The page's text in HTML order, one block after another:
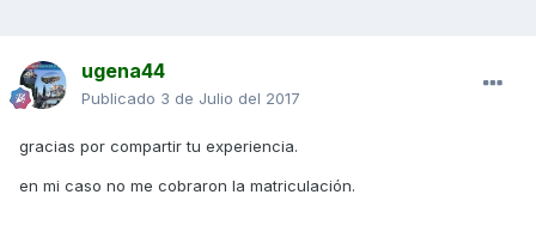
ugena44
Publicado 3 de Julio del 2017
gracias por compartir tu experiencia.
en mi caso no me cobraron la matriculación.